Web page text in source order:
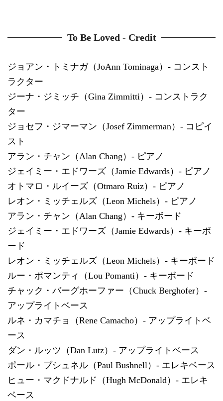
To Be Loved - Credit
ジョアン・トミナガ（JoAnn Tominaga）- コンスト
ラクター
ジーナ・ジミッチ（Gina Zimmitti）- コンストラク
ター
ジョセフ・ジマーマン（Josef Zimmerman）- コピイ
スト
アラン・チャン（Alan Chang）- ピアノ
ジェイミー・エドワーズ（Jamie Edwards）- ピアノ
オトマロ・ルイーズ（Otmaro Ruiz）- ピアノ
レオン・ミッチェルズ（Leon Michels）- ピアノ
アラン・チャン（Alan Chang）- キーボード
ジェイミー・エドワーズ（Jamie Edwards）- キーボ
ード
レオン・ミッチェルズ（Leon Michels）- キーボード
ルー・ポマンティ（Lou Pomanti）- キーボード
チャック・バーグホーファー（Chuck Berghofer）-
アップライトベース
ルネ・カマチョ（Rene Camacho）- アップライトベ
ース
ダン・ルッツ（Dan Lutz）- アップライトベース
ポール・ブシュネル（Paul Bushnell）- エレキベース
ヒュー・マクドナルド（Hugh McDonald）- エレキ
ベース